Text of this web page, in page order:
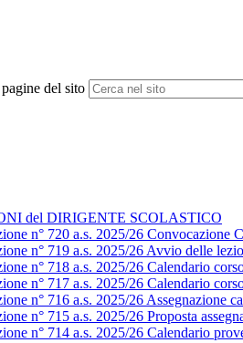
del sito
del DIRIGENTE SCOLASTICO
n° 720 a.s. 2025/26 Convocazione
n° 719 a.s. 2025/26 Avvio delle
n° 718 a.s. 2025/26 Calendario
n° 717 a.s. 2025/26 Calendario
n° 716 a.s. 2025/26 Assegnazione
n° 715 a.s. 2025/26 Proposta
n° 714 a.s. 2025/26 Calendario